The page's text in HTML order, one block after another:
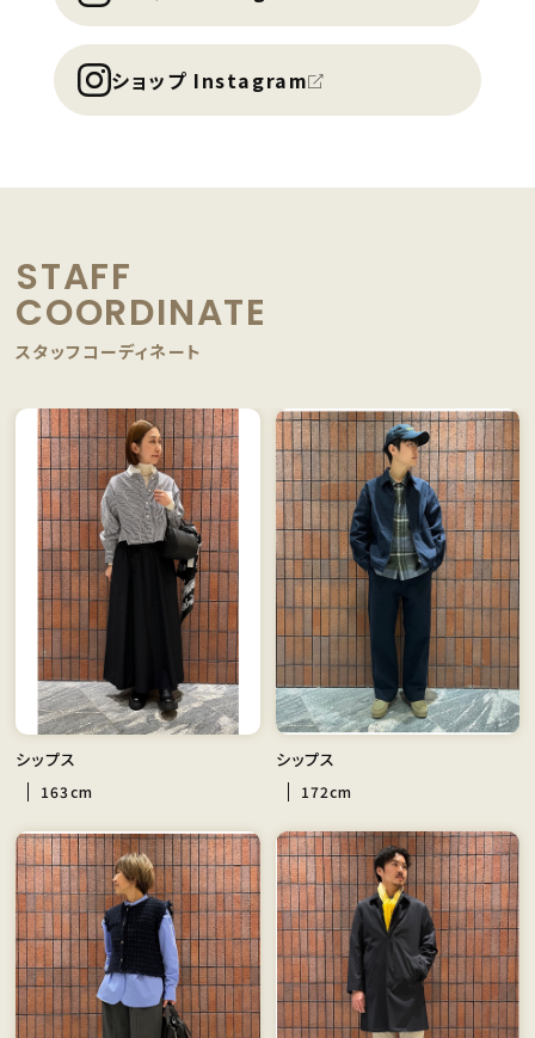
ショップ Instagram
STAFF
COORDINATE
スタッフコーディネート
シップス
163cm
シップス
172cm